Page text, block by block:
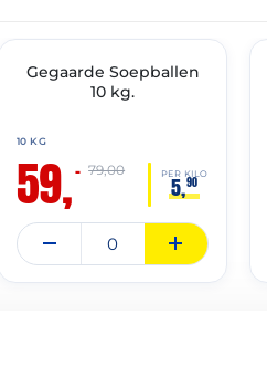
🔥 OP=OP
Gegaarde Soepballen
10 kg.
10 KG
59,– PER KILO
5,90
79,00